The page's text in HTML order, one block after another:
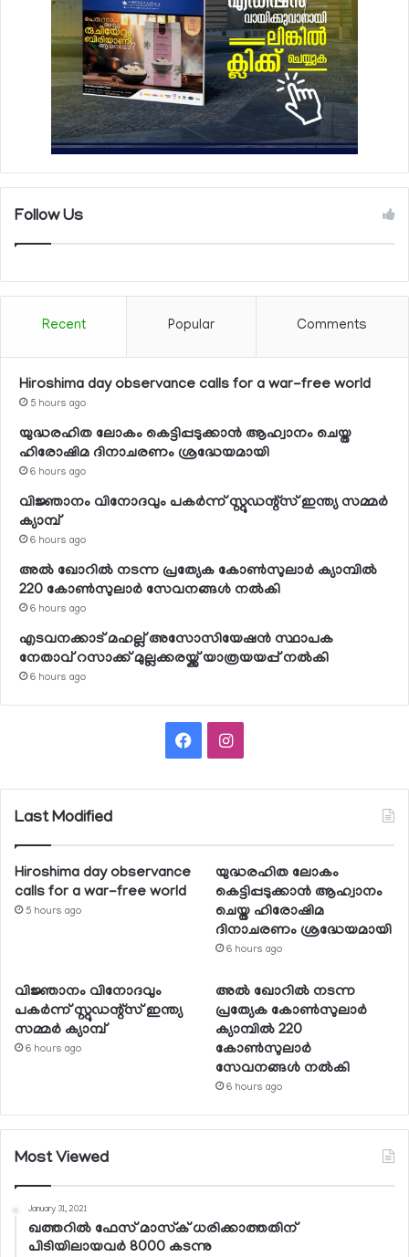
Follow Us
Recent Popular Comments
Hiroshima day observance calls for a war-free world
5 hours ago
യുദ്ധരഹിത ലോകം കെട്ടിപ്പടുക്കാന്‍ ആഹ്വാനം ചെയ്ത
ഹിരോഷിമ ദിനാചരണം ശ്രദ്ധേയമായി
6 hours ago
വിജ്ഞാനം വിനോദവും പകര്‍ന്ന് സ്റ്റുഡന്റ്‌സ് ഇന്ത്യ സമ്മര്‍
ക്യാമ്പ്
6 hours ago
അല്‍ ഖോറില്‍ നടന്ന പ്രത്യേക കോണ്‍സുലാര്‍ ക്യാമ്പില്‍
220 കോണ്‍സുലാര്‍ സേവനങ്ങള്‍ നല്‍കി
6 hours ago
എടവനക്കാട് മഹല്ല് അസോസിയേഷന്‍ സ്ഥാപക
നേതാവ് റസാക്ക് മുല്ലക്കരയ്ക്ക് യാത്രയയപ്പ് നല്‍കി
6 hours ago
FacebookInstagram
Last Modified
Hiroshima day observance
calls for a war-free world
5 hours ago
യുദ്ധരഹിത ലോകം
കെട്ടിപ്പടുക്കാന്‍ ആഹ്വാനം
ചെയ്ത ഹിരോഷിമ
ദിനാചരണം ശ്രദ്ധേയമായി
6 hours ago
വിജ്ഞാനം വിനോദവും
പകര്‍ന്ന് സ്റ്റുഡന്റ്‌സ് ഇന്ത്യ
സമ്മര്‍ ക്യാമ്പ്
6 hours ago
അല്‍ ഖോറില്‍ നടന്ന
പ്രത്യേക കോണ്‍സുലാര്‍
ക്യാമ്പില്‍ 220
കോണ്‍സുലാര്‍
സേവനങ്ങള്‍ നല്‍കി
6 hours ago
Most Viewed
January 31, 2021
ഖത്തറില്‍ ഫേസ് മാസ്‌ക് ധരിക്കാത്തതിന്
പിടിയിലായവര്‍ 8000 കടന്നു